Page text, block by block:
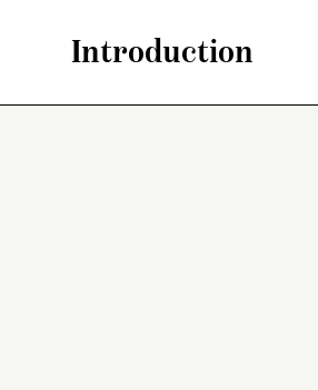
Introduction